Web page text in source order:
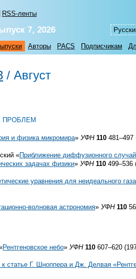
RSS-ленты
7, 2026
Авторы PACS Подписчикам
/ Август
ПРОБЛЕМ
и физика микромира» УФН 110 481–497
«Приближение диффузионного
задачах физики» УФН 110 499–536
уравнения для неидеального
волновая астрономия» УФН 110
Рентгеновское небо» УФН 110 607–620
статье Г. Шноппера и Дж. Делвая